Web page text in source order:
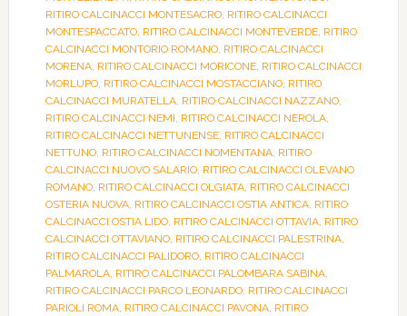
RITIRO CALCINACCI MONTESACRO, RITIRO CALCINACCI
MONTESPACCATO, RITIRO CALCINACCI MONTEVERDE, RITIRO
CALCINACCI MONTORIO ROMANO, RITIRO CALCINACCI
MORENA, RITIRO CALCINACCI MORICONE, RITIRO CALCINACCI
MORLUPO, RITIRO CALCINACCI MOSTACCIANO, RITIRO
CALCINACCI MURATELLA, RITIRO CALCINACCI NAZZANO,
RITIRO CALCINACCI NEMI, RITIRO CALCINACCI NEROLA,
RITIRO CALCINACCI NETTUNENSE, RITIRO CALCINACCI
NETTUNO, RITIRO CALCINACCI NOMENTANA, RITIRO
CALCINACCI NUOVO SALARIO, RITIRO CALCINACCI OLEVANO
ROMANO, RITIRO CALCINACCI OLGIATA, RITIRO CALCINACCI
OSTERIA NUOVA, RITIRO CALCINACCI OSTIA ANTICA, RITIRO
CALCINACCI OSTIA LIDO, RITIRO CALCINACCI OTTAVIA, RITIRO
CALCINACCI OTTAVIANO, RITIRO CALCINACCI PALESTRINA,
RITIRO CALCINACCI PALIDORO, RITIRO CALCINACCI
PALMAROLA, RITIRO CALCINACCI PALOMBARA SABINA,
RITIRO CALCINACCI PARCO LEONARDO, RITIRO CALCINACCI
PARIOLI ROMA, RITIRO CALCINACCI PAVONA, RITIRO